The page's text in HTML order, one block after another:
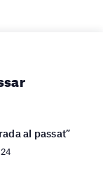
al passat”